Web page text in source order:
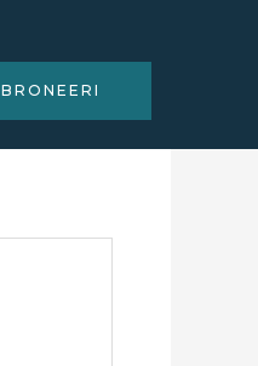
BRONEERI